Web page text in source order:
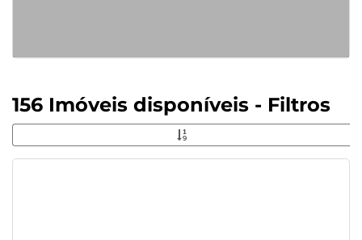
156 Imóveis disponíveis - Filtros